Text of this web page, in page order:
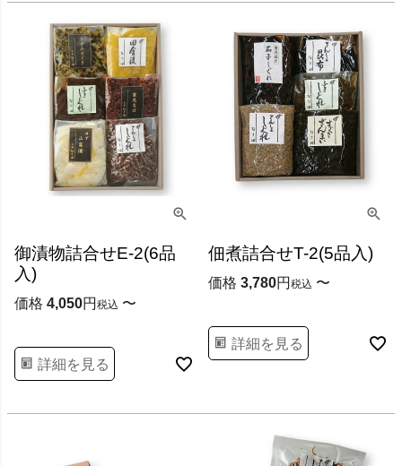
御漬物詰合せE-2(6品
入)
価格 4,050 税込 〜
詳細を見る
佃煮詰合せT-2(5品入)
価格 3,780 税込 〜
詳細を見る